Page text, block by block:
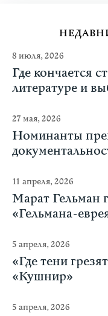
8 июля, 2026
Где кончается
литературе и
27 мая, 2026
Номинанты
11 апреля, 2026
Марат Гельман
«Гельмана-
5 апреля, 2026
«Где тени
«Кушнир»
5 апреля, 2026